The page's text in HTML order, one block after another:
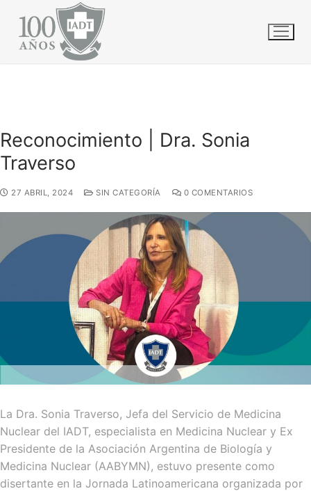
contenido
GENERALES
RECONOCIMIENTO | DRA. SONIA TRAVERSO
Reconocimiento | Dra. Sonia
Traverso
27 ABRIL, 2024 SIN CATEGORÍA 0 COMENTARIOS
La Dra. Sonia Traverso, Jefa del Servicio de Medicina
Nuclear del IADT, especialista en Medicina Nuclear y Ex
Presidente de la Asociación Argentina de Biología y
Medicina Nuclear (AABYMN), estuvo presente como
disertante en la Jornada Latinoamericana organizada por